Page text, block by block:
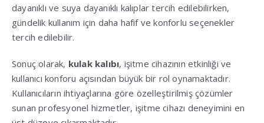
dayanıklı ve suya dayanıklı kalıplar tercih edilebilirken,
gündelik kullanım için daha hafif ve konforlu seçenekler
tercih edilebilir.
Sonuç olarak, kulak kalıbı, işitme cihazının etkinliği ve
kullanıcı konforu açısından büyük bir rol oynamaktadır.
Kullanıcıların ihtiyaçlarına göre özelleştirilmiş çözümler
sunan profesyonel hizmetler, işitme cihazı deneyimini en